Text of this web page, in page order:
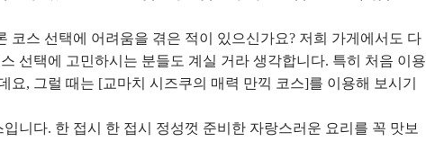
코스 선택에 어려움을 겪은 적이 있으신가요? 저희 가게에서도 다
선택에 고민하시는 분들도 계실 거라 생각합니다. 특히 처음 이용
, 그럴 때는 [교마치 시즈쿠의 매력 만끽 코스]를 이용해 보시기
니다. 한 접시 한 접시 정성껏 준비한 자랑스러운 요리를 꼭 맛보